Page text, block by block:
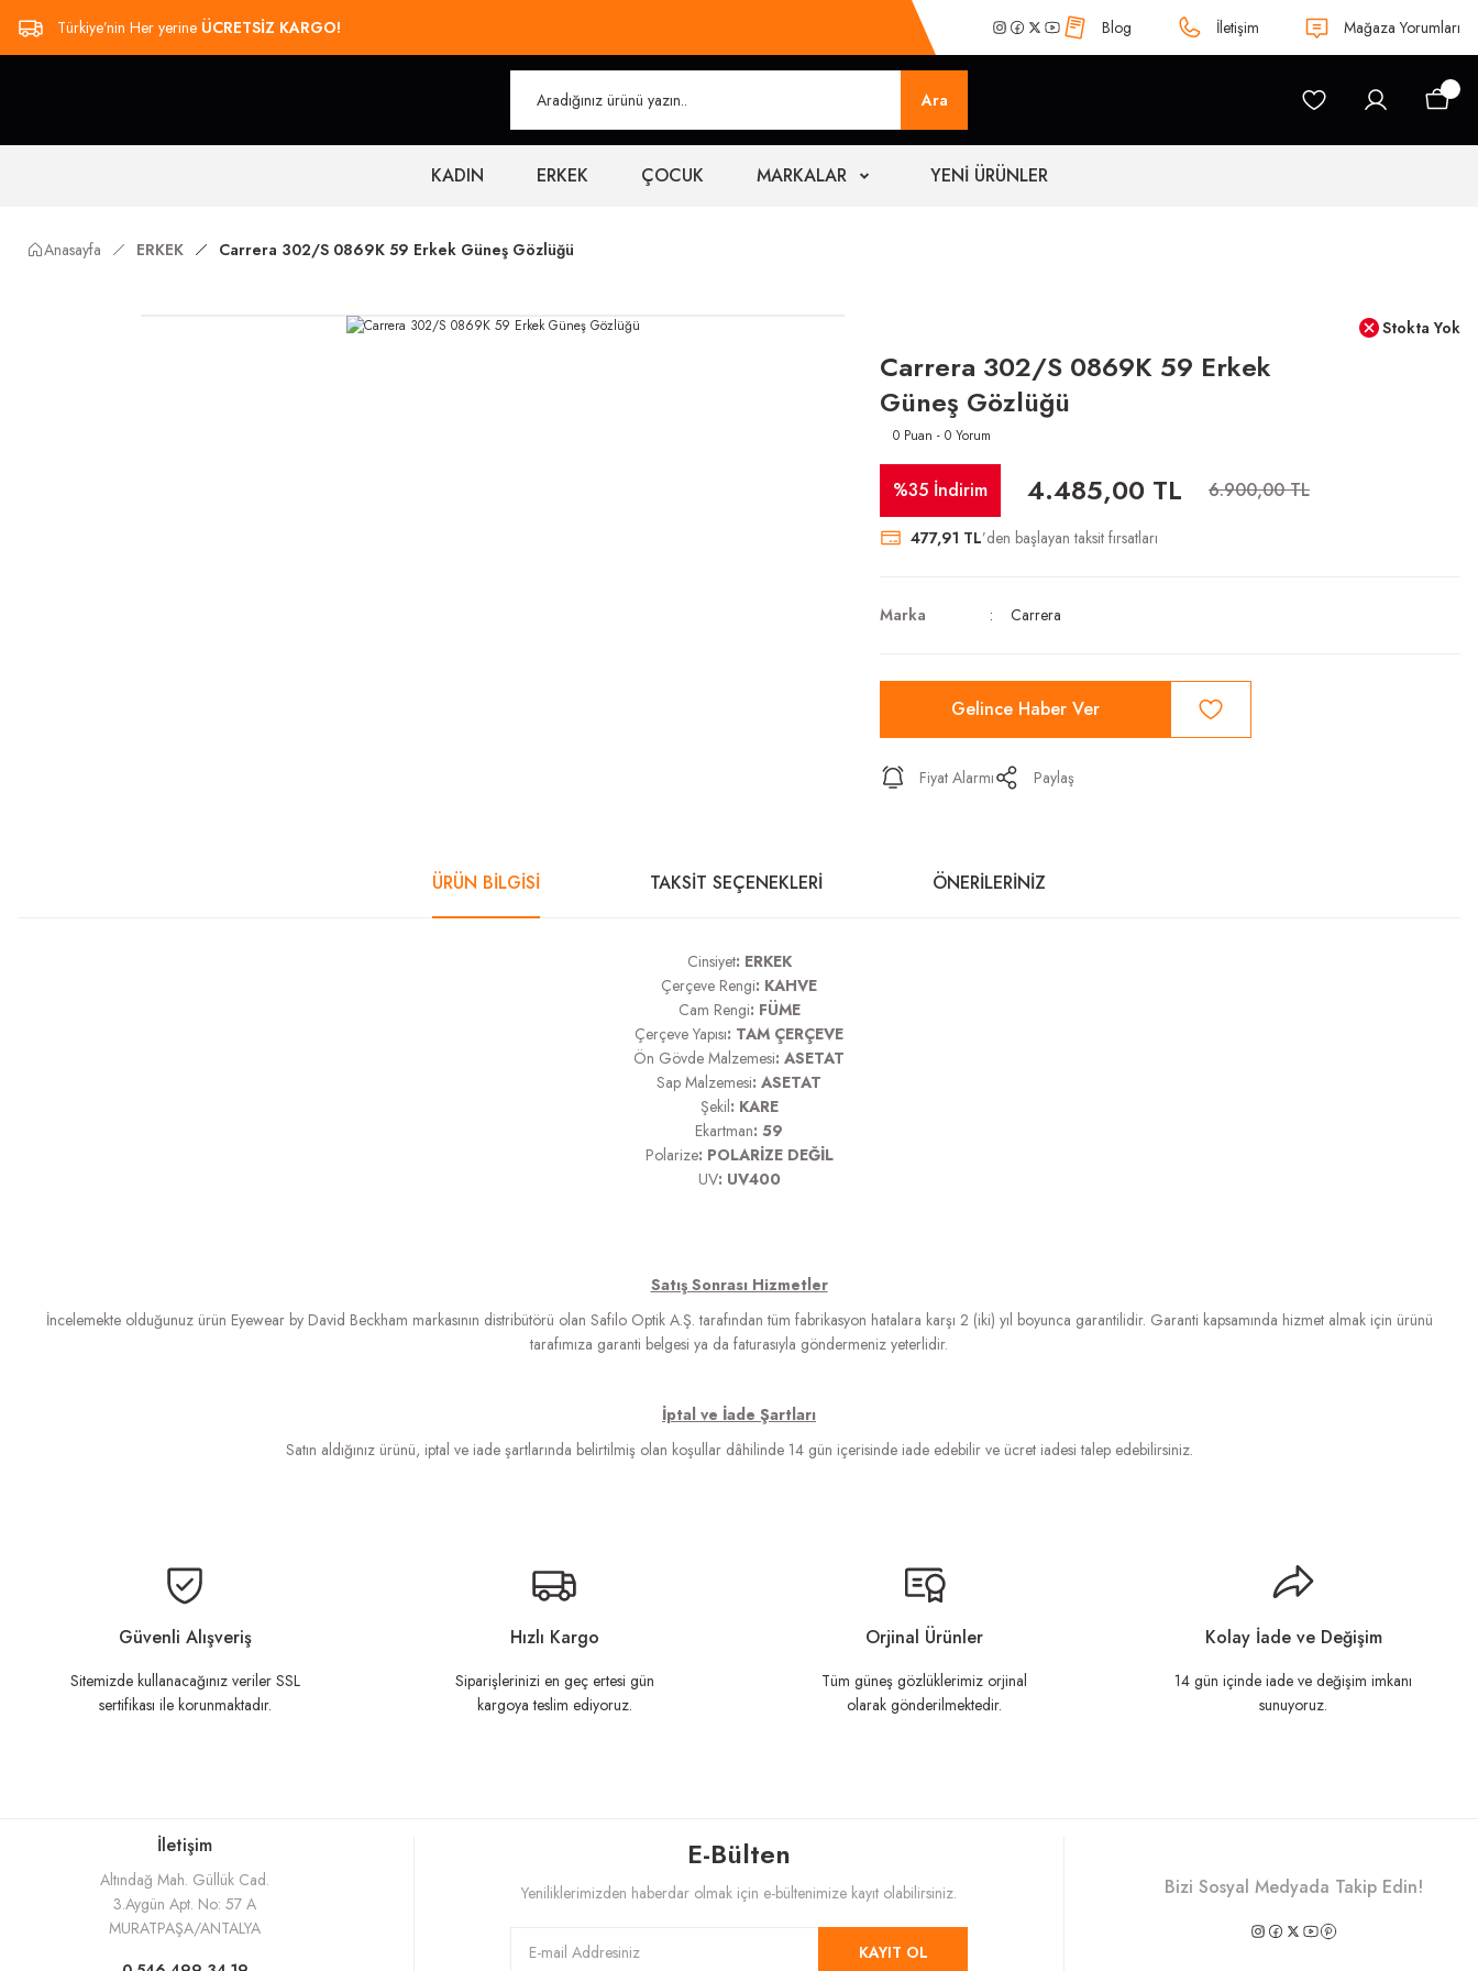
Türkiye’nin Her yerine ÜCRETSİZ KARGO! Blog İletişim Mağaza Yorumları
Ara
KADIN ERKEK ÇOCUK MARKALAR YENİ ÜRÜNLER
Anasayfa ERKEK Carrera 302/S 0869K 59 Erkek Güneş Gözlüğü
Carrera 302/S 0869K 59 Erkek
Güneş Gözlüğü
0 Puan - 0 Yorum
Stokta Yok
%35 İndirim 4.485,00 TL 6.900,00 TL
477,91 TL’den başlayan taksit fırsatları
Marka Carrera
Gelince Haber Ver
Fiyat Alarmı Paylaş
ÜRÜN BİLGİSİ TAKSİT SEÇENEKLERİ ÖNERİLERİNİZ
Cinsiyet: ERKEK
Çerçeve Rengi: KAHVE
Cam Rengi: FÜME
Çerçeve Yapısı: TAM ÇERÇEVE
Ön Gövde Malzemesi: ASETAT
Sap Malzemesi: ASETAT
Şekil: KARE
Ekartman: 59
Polarize: POLARİZE DEĞİL
UV: UV400
Satış Sonrası Hizmetler
İncelemekte olduğunuz ürün Eyewear by David Beckham markasının distribütörü olan Safilo Optik A.Ş. tarafından tüm fabrikasyon hatalara karşı 2 (iki) yıl boyunca garantilidir. Garanti kapsamında hizmet almak için ürünü
tarafımıza garanti belgesi ya da faturasıyla göndermeniz yeterlidir.
İptal ve İade Şartları
Satın aldığınız ürünü, iptal ve iade şartlarında belirtilmiş olan koşullar dâhilinde 14 gün içerisinde iade edebilir ve ücret iadesi talep edebilirsiniz.
Ürün resmi kalitesiz, bozuk veya görüntülenemiyor.
Ürün açıklamasında eksik bilgiler bulunuyor.
Ürün bilgilerinde hatalar bulunuyor.
Ürün fiyatı diğer sitelerden daha pahalı.
Gönder
Güvenli Alışveriş
Sitemizde kullanacağınız veriler SSL
sertifikası ile korunmaktadır.
Hızlı Kargo
Siparişlerinizi en geç ertesi gün
kargoya teslim ediyoruz.
Orjinal Ürünler
Tüm güneş gözlüklerimiz orjinal
olarak gönderilmektedir.
Kolay İade ve Değişim
14 gün içinde iade ve değişim imkanı
sunuyoruz.
İletişim
Altındağ Mah. Güllük Cad.
3.Aygün Apt. No: 57 A
MURATPAŞA/ANTALYA
E-Bülten
Yeniliklerimizden haberdar olmak için e-bültenimize kayıt olabilirsiniz.
KAYIT OL
Bizi Sosyal Medyada Takip Edin!